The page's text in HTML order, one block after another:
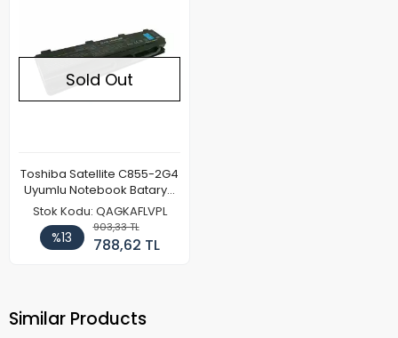
Sold Out
Toshiba Satellite C855-2G4
Uyumlu Notebook Batarya
Pil
Stok Kodu: QAGKAFLVPL
%13
903,33 TL
788,62 TL
Similar Products